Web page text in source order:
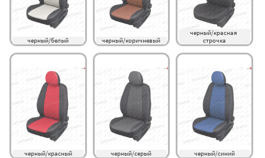
черный/белый черный/коричневый
черный/красная
строчка
черный/красный черный/серый черный/синий